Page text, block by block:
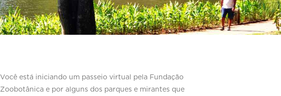
Você está iniciando um passeio virtual pela Fundação
Zoobotânica e por alguns dos parques e mirantes que